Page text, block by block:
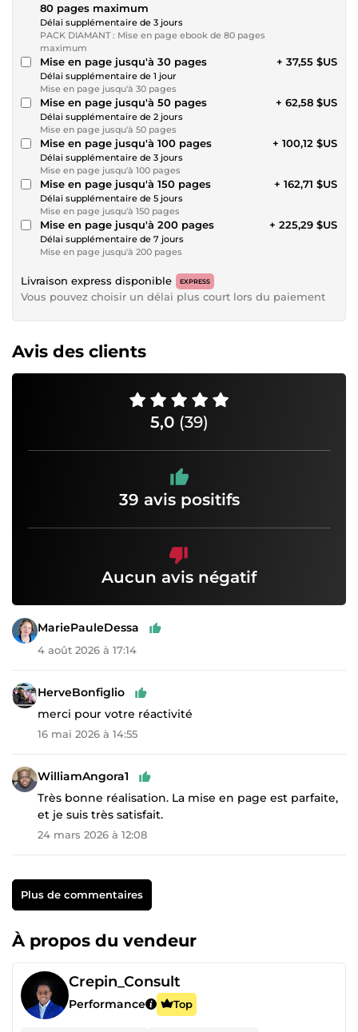
80 pages maximum
Délai supplémentaire de 3 jours
PACK DIAMANT : Mise en page ebook de 80 pages
maximum
Mise en page jusqu'à 30 pages
Délai supplémentaire de 1 jour
Mise en page jusqu'à 30 pages
+ 37,55 $US
Mise en page jusqu'à 50 pages
Délai supplémentaire de 2 jours
Mise en page jusqu'à 50 pages
+ 62,58 $US
Mise en page jusqu'à 100 pages
Délai supplémentaire de 3 jours
Mise en page jusqu'à 100 pages
+ 100,12 $US
Mise en page jusqu'à 150 pages
Délai supplémentaire de 5 jours
Mise en page jusqu'à 150 pages
+ 162,71 $US
Mise en page jusqu'à 200 pages
Délai supplémentaire de 7 jours
Mise en page jusqu'à 200 pages
+ 225,29 $US
Livraison express disponible EXPRESS
Vous pouvez choisir un délai plus court lors du paiement
Avis des clients
5,0 (39)
39 avis positifs
Aucun avis négatif
MariePauleDessa
4 août 2026 à 17:14
HerveBonfiglio
merci pour votre réactivité
16 mai 2026 à 14:55
WilliamAngora1
Très bonne réalisation. La mise en page est parfaite,
et je suis très satisfait.
24 mars 2026 à 12:08
Plus de commentaires
À propos du vendeur
Crepin_Consult
Performance Top